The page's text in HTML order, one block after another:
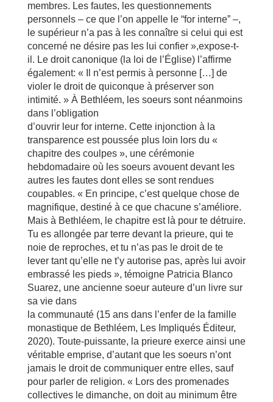
membres. Les fautes, les questionnements
personnels – ce que l’on appelle le “for interne” –,
le supérieur n’a pas à les connaître si celui qui est
concerné ne désire pas les lui confier »,expose-t-
il. Le droit canonique (la loi de l’Église) l’affirme
également: « Il n’est permis à personne […] de
violer le droit de quiconque à préserver son
intimité. » À Bethléem, les soeurs sont néanmoins
dans l’obligation
d’ouvrir leur for interne. Cette injonction à la
transparence est poussée plus loin lors du «
chapitre des coulpes », une cérémonie
hebdomadaire où les soeurs avouent devant les
autres les fautes dont elles se sont rendues
coupables. « En principe, c’est quelque chose de
magnifique, destiné à ce que chacune s’améliore.
Mais à Bethléem, le chapitre est là pour te détruire.
Tu es allongée par terre devant la prieure, qui te
noie de reproches, et tu n’as pas le droit de te
lever tant qu’elle ne t’y autorise pas, après lui avoir
embrassé les pieds », témoigne Patricia Blanco
Suarez, une ancienne soeur auteure d’un livre sur
sa vie dans
la communauté (15 ans dans l’enfer de la famille
monastique de Bethléem, Les Impliqués Éditeur,
2020). Toute-puissante, la prieure exerce ainsi une
véritable emprise, d’autant que les soeurs n’ont
jamais le droit de communiquer entre elles, sauf
pour parler de religion. « Lors des promenades
collectives le dimanche, on doit au minimum être